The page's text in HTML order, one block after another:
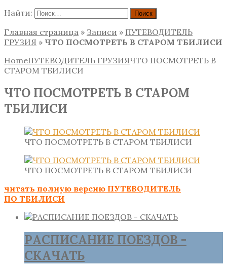
Найти:
Главная страница » Записи » ПУТЕВОДИТЕЛЬ
ГРУЗИЯ » ЧТО ПОСМОТРЕТЬ В СТАРОМ ТБИЛИСИ
HomeПУТЕВОДИТЕЛЬ ГРУЗИЯЧТО ПОСМОТРЕТЬ В
СТАРОМ ТБИЛИСИ
ЧТО ПОСМОТРЕТЬ В СТАРОМ
ТБИЛИСИ
ЧТО ПОСМОТРЕТЬ В СТАРОМ ТБИЛИСИ
ЧТО ПОСМОТРЕТЬ В СТАРОМ ТБИЛИСИ
читать полную версию ПУТЕВОДИТЕЛЬ
ПО ТБИЛИСИ
РАСПИСАНИЕ ПОЕЗДОВ -
СКАЧАТЬ